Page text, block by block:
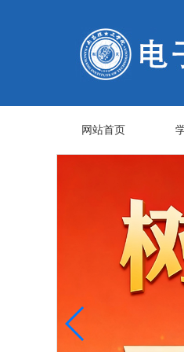
网站首页